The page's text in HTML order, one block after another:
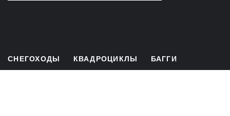
СНЕГОХОДЫ КВАДРОЦИКЛЫ БАГГИ